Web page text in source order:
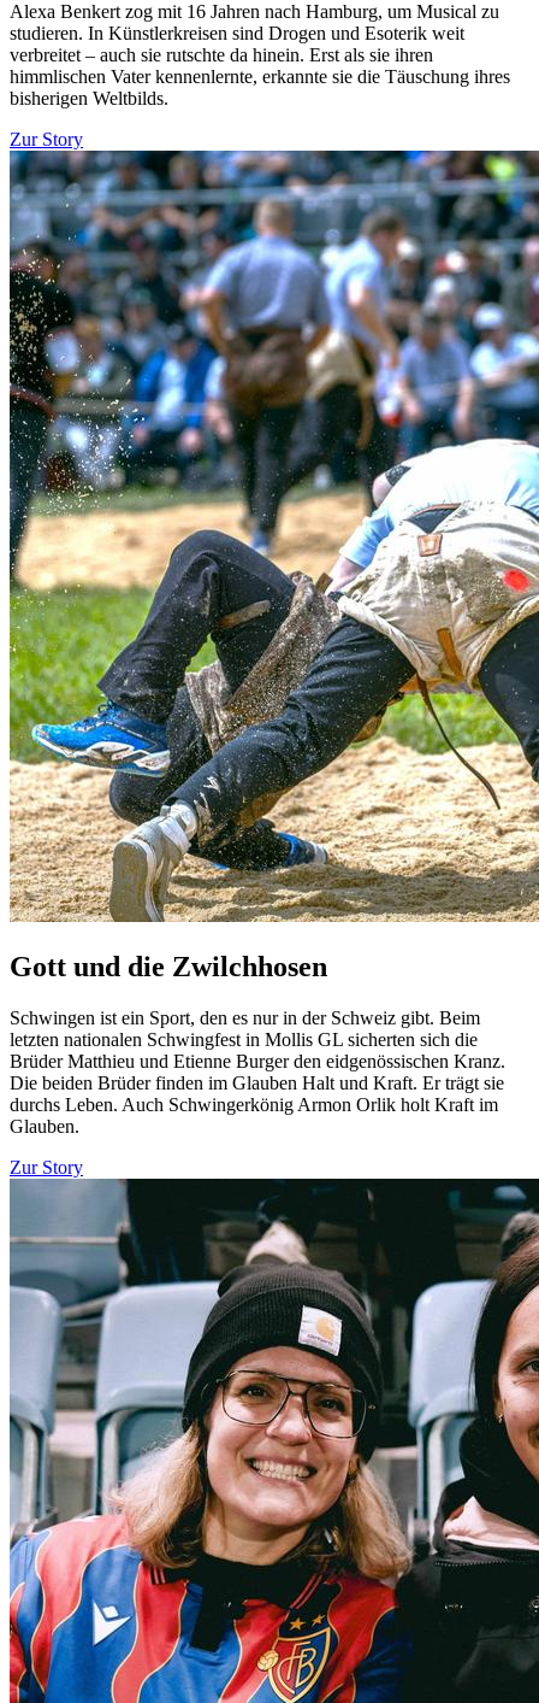
Alexa Benkert zog mit 16 Jahren nach Hamburg, um Musical zu
studieren. In Künstlerkreisen sind Drogen und Esoterik weit
verbreitet – auch sie rutschte da hinein. Erst als sie ihren
himmlischen Vater kennenlernte, erkannte sie die Täuschung ihres
bisherigen Weltbilds.
Zur Story
Gott und die Zwilchhosen
Schwingen ist ein Sport, den es nur in der Schweiz gibt. Beim
letzten nationalen Schwingfest in Mollis GL sicherten sich die
Brüder Matthieu und Etienne Burger den eidgenössischen Kranz.
Die beiden Brüder finden im Glauben Halt und Kraft. Er trägt sie
durchs Leben. Auch Schwingerkönig Armon Orlik holt Kraft im
Glauben.
Zur Story